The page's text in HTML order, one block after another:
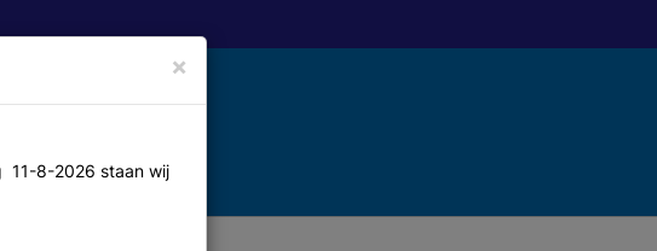
×
11-8-2026 staan wij